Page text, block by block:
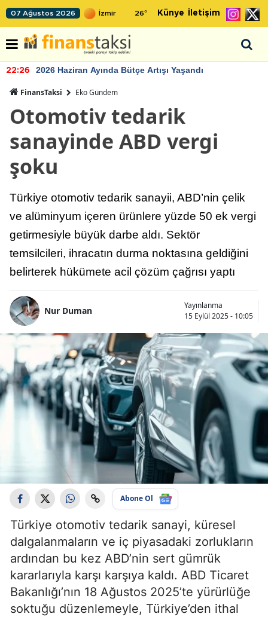
07 Ağustos 2026 26° Künye İletişim
22:26 2026 Haziran Ayında Bütçe Artışı Yaşandı
FinansTaksi Eko Gündem
Otomotiv tedarik
sanayinde ABD vergi
şoku
Türkiye otomotiv tedarik sanayii, ABD’nin çelik
ve alüminyum içeren ürünlere yüzde 50 ek vergi
getirmesiyle büyük darbe aldı. Sektör
temsilcileri, ihracatın durma noktasına geldiğini
belirterek hükümete acil çözüm çağrısı yaptı
Nur Duman
Yayınlanma
15 Eylül 2025 - 10:05
Abone Ol
Türkiye otomotiv tedarik sanayi, küresel
dalgalanmaların ve iç piyasadaki zorlukların
ardından bu kez ABD’nin sert gümrük
kararlarıyla karşı karşıya kaldı. ABD Ticaret
Bakanlığı’nın 18 Ağustos 2025’te yürürlüğe
soktuğu düzenlemeyle, Türkiye’den ithal